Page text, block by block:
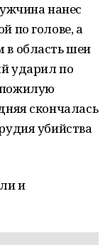
нанес
по голове, а
в область шеи
ударил по
скончалась
убийства
и